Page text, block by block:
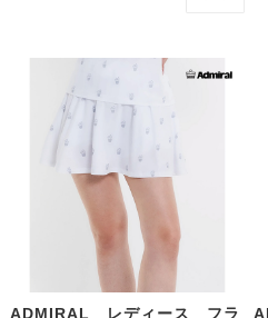
ADMIRAL レディース フラ